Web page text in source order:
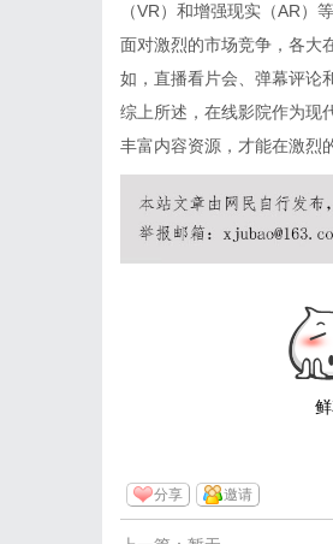
（VR）和增强现实（AR）
面对激烈的市场竞争，各大
如，直播看片会、弹幕评论
综上所述，在线影院作为现
丰富内容资源，才能在激烈
分享 邀请